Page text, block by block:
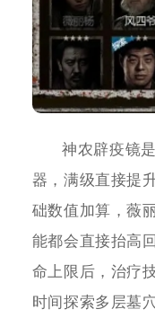
神农辟疫镜
器，满级直接提
础数值加算，薇
能都会直接抬高
命上限后，治疗
时间探索多层墓